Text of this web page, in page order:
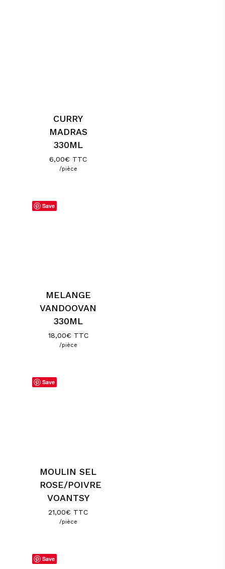
CURRY
MADRAS
330ML
6,00€ TTC
/pièce
Save
MELANGE
VANDOOVAN
330ML
18,00€ TTC
/pièce
Save
MOULIN SEL
ROSE/POIVRE
VOANTSY
21,00€ TTC
/pièce
Save